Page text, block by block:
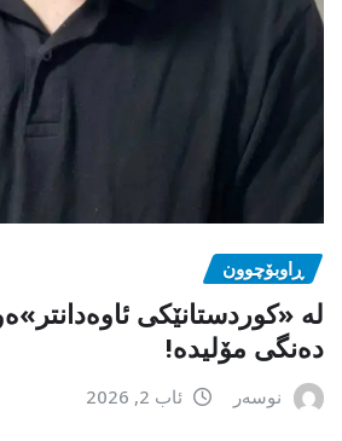
ڕاوبۆچوون
لە «کوردستانێکی
دەنگی مۆلیدە!
نوسەر ئاب 2, 2026